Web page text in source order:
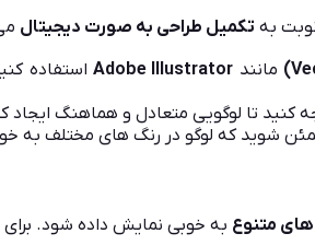
به تکمیل طراحی به صورت دیجیتال
مانند Adobe Illustrator استفاده
کنید تا لوگویی متعادل و هماهنگ ایجاد
شوید که لوگو در رنگ های مختلف به
متنوع به خوبی نمایش داده شود.